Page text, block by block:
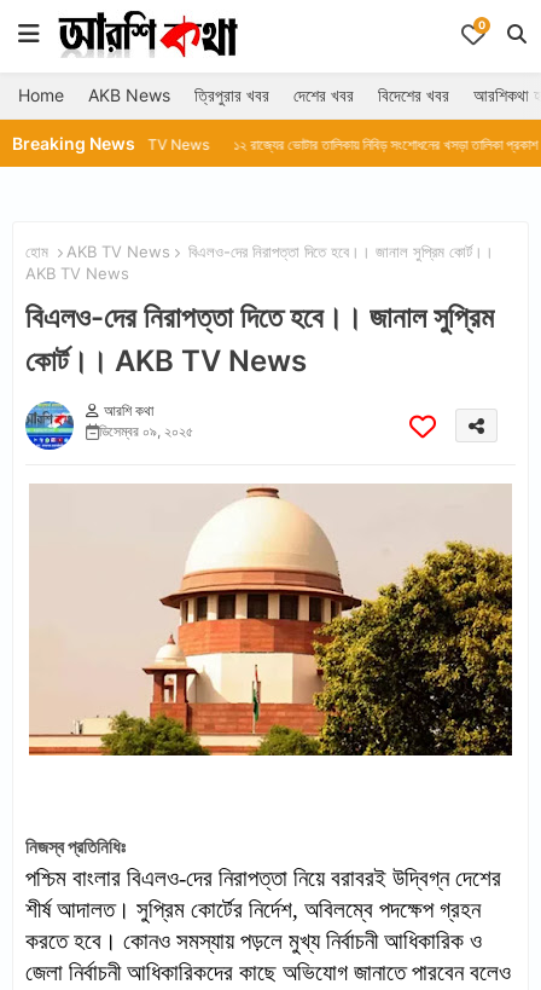
0
Home AKB News ত্রিপুরার খবর দেশের খবর বিদেশের খবর আরশিকথা
Breaking News
TV News ১২ রাজ্যের ভোটার তালিকায় নিবিড় সংশোধনের খসড়া তালিকা প্রকাশ করল নির্বাচন
হোম AKB TV News
বিএলও-দের নিরাপত্তা দিতে হবে।। জানাল সুপ্রিম কোর্ট।।
AKB TV News
বিএলও-দের নিরাপত্তা দিতে হবে।। জানাল সুপ্রিম
কোর্ট।। AKB TV News
আরশি কথা
ডিসেম্বর ০৯, ২০২৫
নিজস্ব প্রতিনিধিঃ
পশ্চিম বাংলার বিএলও-দের নিরাপত্তা নিয়ে বরাবরই উদ্বিগ্ন দেশের
শীর্ষ আদালত। সুপ্রিম কোর্টের নির্দেশ, অবিলম্বে পদক্ষেপ গ্রহন
করতে হবে। কোনও সমস্যায় পড়লে মুখ্য নির্বাচনী আধিকারিক ও
জেলা নির্বাচনী আধিকারিকদের কাছে অভিযোগ জানাতে পারবেন বলেও